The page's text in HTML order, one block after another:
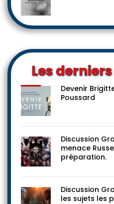
Les
Devenir
Poussard
Discussion
menace
préparation.
Discussion
les sujets les